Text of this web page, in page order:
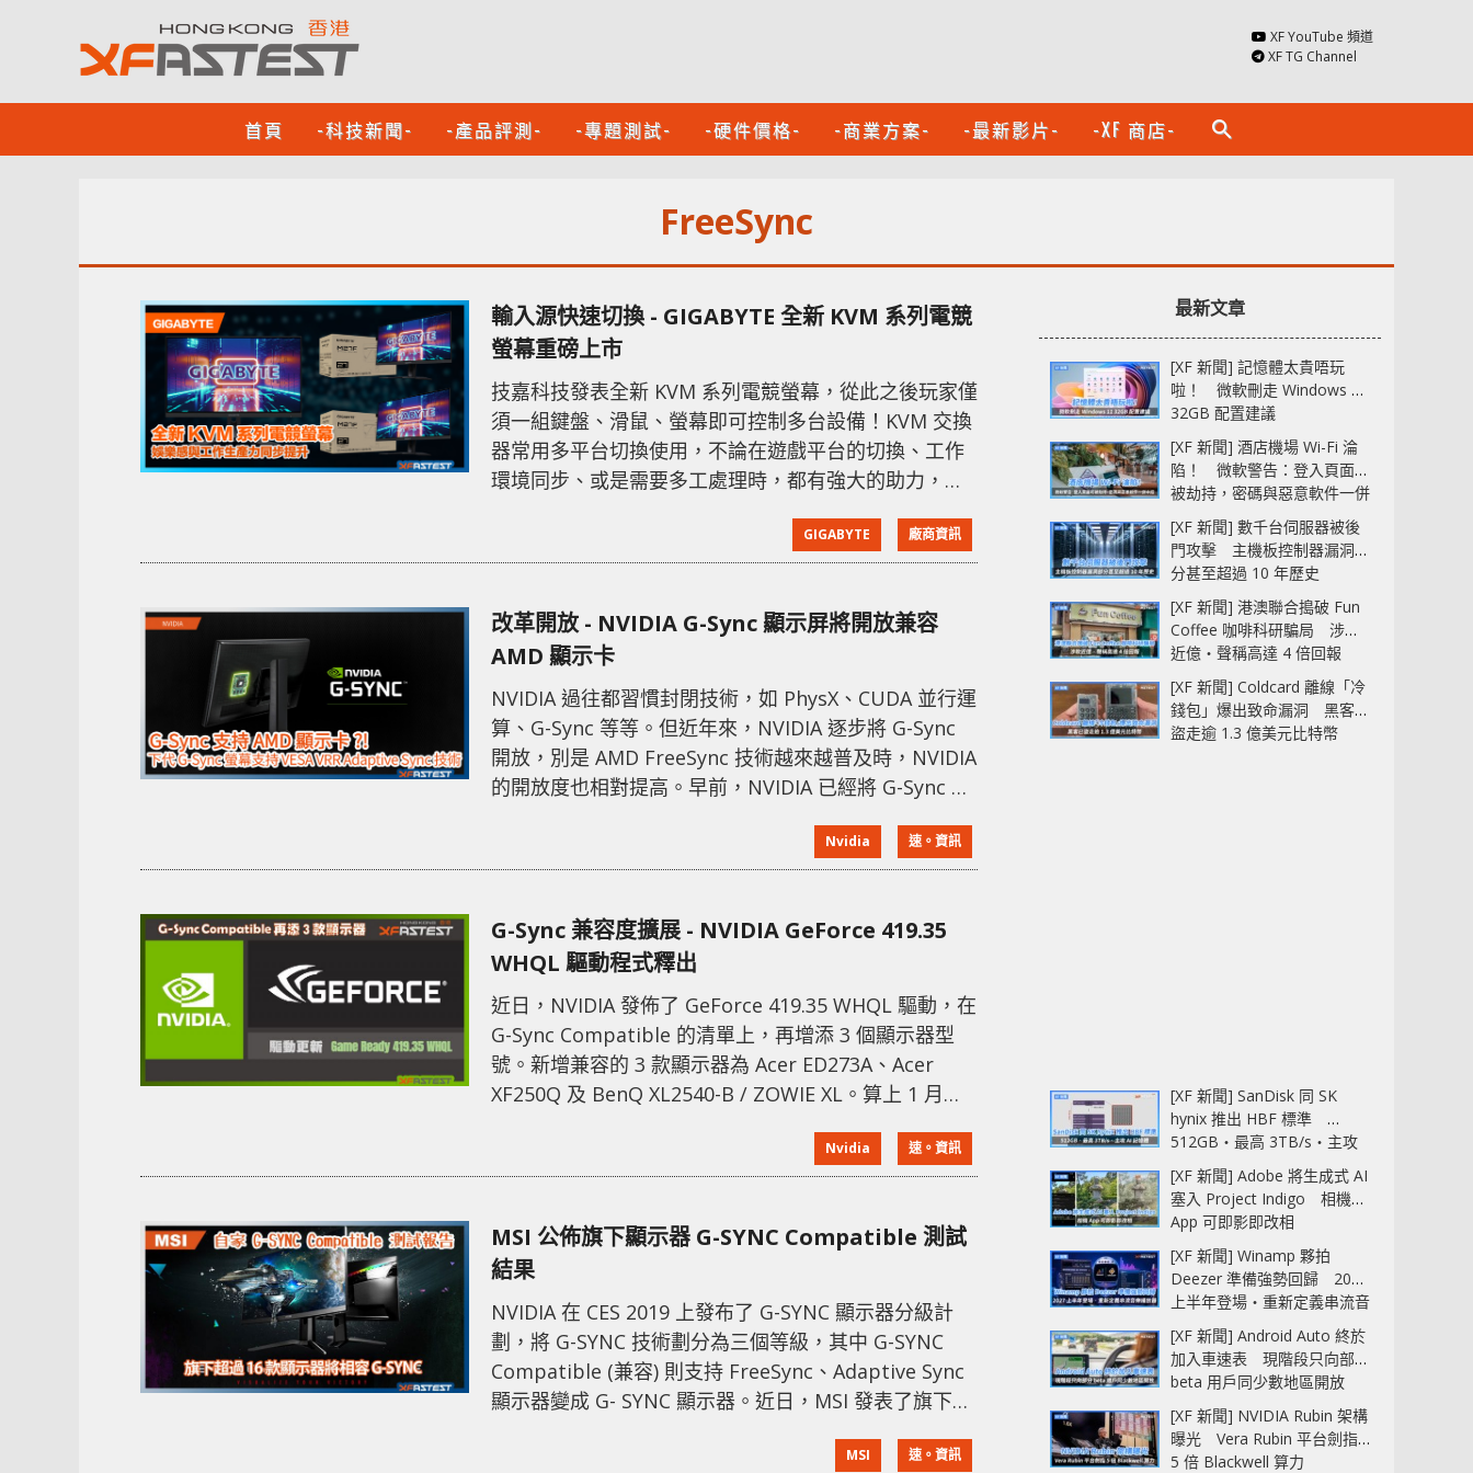
XF YouTube 頻道
XF TG Channel
首頁 -科技新聞- -產品評測- -專題測試- -硬件價格- -商業方案- -最新影片- -XF 商店- search
FreeSync
輸入源快速切換 - GIGABYTE 全新 KVM 系列電競
螢幕重磅上市
技嘉科技發表全新 KVM 系列電競螢幕，從此之後玩家僅
須一組鍵盤、滑鼠、螢幕即可控制多台設備！KVM 交換
器常用多平台切換使用，不論在遊戲平台的切換、工作
環境同步、或是需要多工處理時，都有強大的助力，隨
設計更貼近人們使用行為是技嘉一直以來的品牌核心，
於是技嘉推出 M 系列、內建 KVM 的電競螢幕，M 系列
之外，還具備行動裝置的充電功能，玩家只要將設備連
接至螢幕，就可以進行最直覺地
GIGABYTE 廠商資訊
改革開放 - NVIDIA G-Sync 顯示屏將開放兼容
AMD 顯示卡
NVIDIA 過往都習慣封閉技術，如 PhysX、CUDA 並行運
算、G-Sync 等等。但近年來，NVIDIA 逐步將 G-Sync
開放，別是 AMD FreeSync 技術越來越普及時，NVIDIA
的開放度也相對提高。早前，NVIDIA 已經將 G-Sync 兼
示屏將正式支持 VESA VRR Adaptive Sync 技術，意味
Nvidia 速。資訊
G-Sync 兼容度擴展 - NVIDIA GeForce 419.35
WHQL 驅動程式釋出
近日，NVIDIA 發佈了 GeForce 419.35 WHQL 驅動，在
G-Sync Compatible 的清單上，再增添 3 個顯示器型
號。新增兼容的 3 款顯示器為 Acer ED273A、Acer
XF250Q 及 BenQ XL2540-B / ZOWIE XL。算上 1 月份
FreeSync 顯示器可以支持 G-Sync 功能了。 除此之
外，這次更新還對「APEX Legends」、「De
Nvidia 速。資訊
MSI 公佈旗下顯示器 G-SYNC Compatible 測試
結果
NVIDIA 在 CES 2019 上發布了 G-SYNC 顯示器分級計
劃，將 G-SYNC 技術劃分為三個等級，其中 G-SYNC
Compatible (兼容) 則支持 FreeSync、Adaptive Sync
顯示器變成 G- SYNC 顯示器。近日，MSI 發表了旗下
款原生就是 G-SYNC 顯示器的 Oculux NXG251R 外，還
MSI 速。資訊
最新文章
[XF 新聞] 記憶體太貴唔玩
啦！ 微軟刪走 Windows 11
32GB 配置建議
[XF 新聞] 酒店機場 Wi-Fi 淪
陷！ 微軟警告：登入頁面可
被劫持，密碼與惡意軟件一併
中招
[XF 新聞] 數千台伺服器被後
門攻擊 主機板控制器漏洞部
分甚至超過 10 年歷史
[XF 新聞] 港澳聯合搗破 Fun
Coffee 咖啡科研騙局 涉款
近億‧聲稱高達 4 倍回報
[XF 新聞] Coldcard 離線「冷
錢包」爆出致命漏洞 黑客已
盜走逾 1.3 億美元比特幣
[XF 新聞] SanDisk 同 SK
hynix 推出 HBF 標準
512GB‧最高 3TB/s‧主攻
AI 記憶體
[XF 新聞] Adobe 將生成式 AI
塞入 Project Indigo 相機
App 可即影即改相
[XF 新聞] Winamp 夥拍
Deezer 準備強勢回歸 2027
上半年登場‧重新定義串流音
樂播放器
[XF 新聞] Android Auto 終於
加入車速表 現階段只向部分
beta 用戶同少數地區開放
[XF 新聞] NVIDIA Rubin 架構
曝光 Vera Rubin 平台劍指
5 倍 Blackwell 算力